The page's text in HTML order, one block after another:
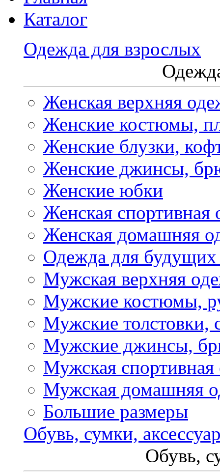
Каталог
Одежда для взрослых
Женская верхняя
Женские костюмы,
Женские блузки,
Женские джинсы,
Женские юбки
Женская спортивная
Женская домашняя
Одежда для
Мужская верхняя
Мужские костюмы,
Мужские толстовки,
Мужские джинсы,
Мужская спортивная
Мужская домашняя
Большие размеры
Обувь, сумки,
Обувь,